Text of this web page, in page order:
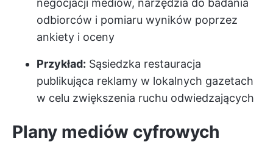
negocjacji mediów, narzędzia do badania
odbiorców i pomiaru wyników poprzez
ankiety i oceny
Przykład: Sąsiedzka restauracja
publikująca reklamy w lokalnych gazetach
w celu zwiększenia ruchu odwiedzających
Plany mediów cyfrowych